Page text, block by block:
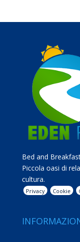
Bed and
Piccola oasi di
cultura.
Privacy Cookie